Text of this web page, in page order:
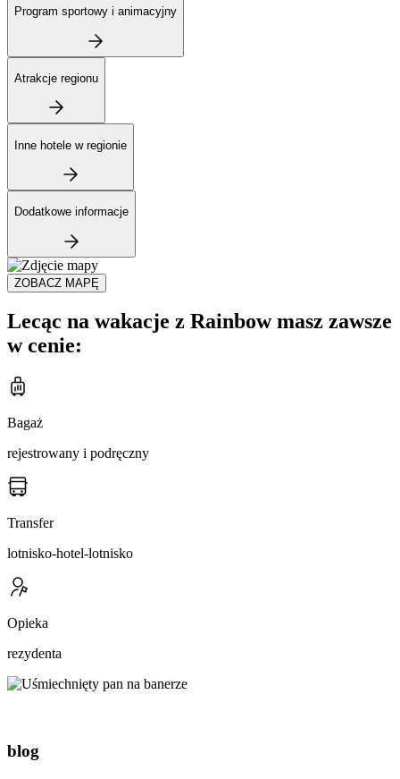
Program sportowy i animacyjny
Atrakcje regionu
Inne hotele w regionie
Dodatkowe informacje
ZOBACZ MAPĘ
Lecąc na wakacje z Rainbow masz zawsze
w cenie:
Bagaż
rejestrowany i podręczny
Transfer
lotnisko-hotel-lotnisko
Opieka
rezydenta
blog